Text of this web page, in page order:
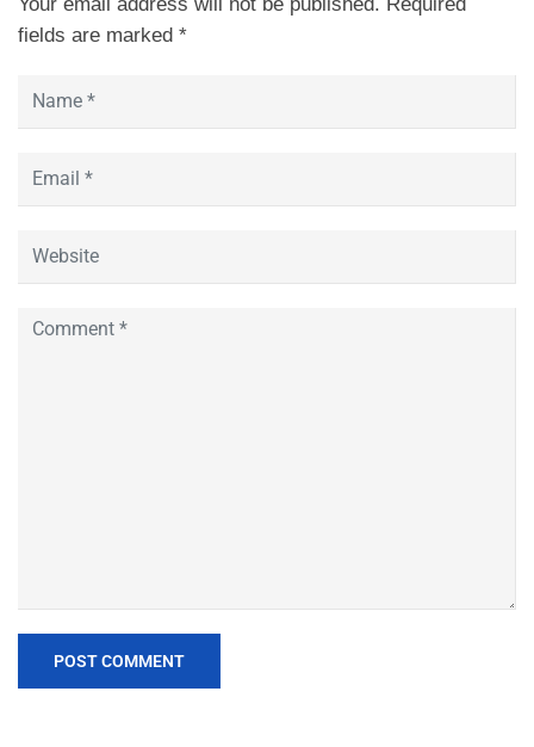
fields are marked *